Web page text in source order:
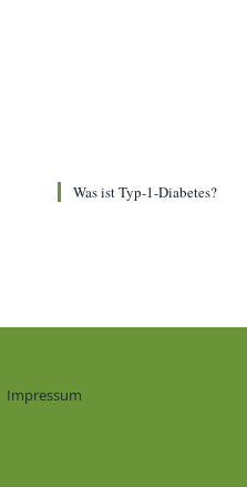
Was ist Typ-1-Diabetes?
Impressum